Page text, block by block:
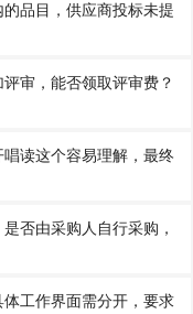
品目，供应商投标未提
审，能否领取评审费？
读这个容易理解，最终
否由采购人自行采购，
工作界面需分开，要求